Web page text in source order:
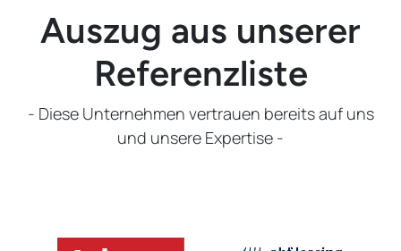
Auszug aus unserer
Referenzliste
- Diese Unternehmen vertrauen bereits auf uns
und unsere Expertise -